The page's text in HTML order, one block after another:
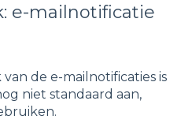
e-mailnotificatie
de e-mailnotificaties is
niet standaard aan,